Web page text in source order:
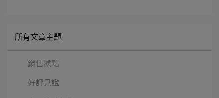
所有文章主題
銷售據點
好評見證